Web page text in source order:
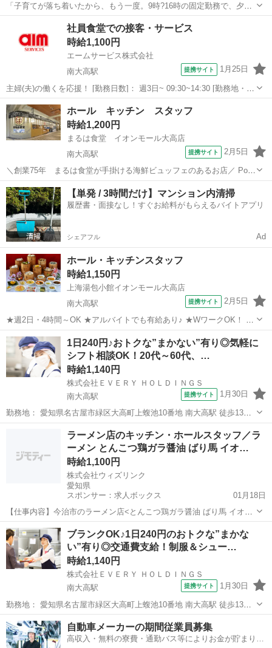
「子育てが落ち着いたから、もう一度。9時?16時の固定勤務で、夕飯
の支度も間に合います」 「ピアノ・書類作成なし！『子供と遊ぶ』に
専念できる、ブランク歓迎の保育補助」 「担任は持たず、サポート専
門。40代から派遣で『無理ない...
名古屋市 南大高駅 その他
社員食堂での接客・サービス
時給1,100円
エームサービス株式会社
南大高駅
提携サイト 1月25日
主婦(夫)の働くを応援！ [勤務日数]： 週3日~ 09:30~14:30 [勤務地・最
寄駅]： 愛知県名古屋市緑区大高町奥中道41 ゴムノイナキ大高本
愛知 名古屋市 南大高駅
ホール キッチン スタッフ
時給1,200円
まるは食堂 イオンモール大高店
南大高駅
提携サイト 2月5日
＼創業75年 まるは食堂が手掛ける海鮮ビュッフェのあるお店／ Point
1. 未経験でも安心！ 飲食の勤務が未経験でも大丈夫です。 充実した
研修制度があり、先輩スタッフが丁寧に教えますので 心配はいりませ
ん♪ Poin...
愛知 名古屋市 南大高駅 キッチン
【単発 / 3時間だけ】マンション内清掃
履歴書・面接なし！すぐお給料がもらえるバイトアプリ
シェアフル Ad
ホール・キッチンスタッフ
時給1,150円
上海湯包小館イオンモール大高店
南大高駅
提携サイト 2月5日
★週2日・4時間～OK ★アルバイトでも有給あり♪ ★WワークOK！ ★
土日祝日 時給５０円アップ ＼JR線南大高駅 直結！／ ◆◇─ 上海
湯包小館 ─◇◆ ①ホールスタッフ ②キッチンスタッフ 大募集！！
【働きやすい...
愛知 名古屋市 南大高駅 キッチン
1日240円♪おトクな”まかない”有り◎気軽に
シフト相談OK！20代～60代、…
時給1,140円
株式会社ＥＶＥＲＹ ＨＯＬＤＩＮＧＳ
南大高駅
提携サイト 1月30日
勤務地： 愛知県名古屋市緑区大高町上蝮池10番地 南大高駅 徒歩13分
／ 左京山駅 自動車5分 ／ 大高駅 自動車5分 週勤務日時： 週3日~週5
日 05:30〜10:00／09:00〜15:00／14:30〜20:3...
南大高駅
ラーメン店のキッチン・ホールスタッフ／ラ
ーメン とんこつ鶏ガラ醤油 ばり馬 イオ…
時給1,100円
株式会社ウィズリンク
愛知県
スポンサー：求人ボックス
01月18日
【仕事内容】今治市のラーメン店<とんこつ鶏ガラ醤油 ばり馬 イオン
モール今治新都市店>でアルバイト&パートスタッフを募集!素材選びか
ら製法までとことんこだわった濃厚豚骨ラーメンが自慢のお店で働き
ませんか? 老若男女問わず、幅広い世...
アルバイト・パート
ブランクOK♪1日240円のおトクな”まかな
い”有り◎交通費支給！制服＆シュー…
時給1,140円
株式会社ＥＶＥＲＹ ＨＯＬＤＩＮＧＳ
南大高駅
提携サイト 1月30日
勤務地： 愛知県名古屋市緑区大高町上蝮池10番地 南大高駅 徒歩13分
／ 左京山駅 自動車5分 ／ 大高駅 自動車5分 週勤務日時： 週3日~週5
日 08:30〜17:30 雇用形態： パート・アルバイト 給与： ...
愛知 名古屋市 南大高駅 キッチン
自動車メーカーの期間従業員募集
高収入・無料の寮費・通勤バス等によりお金が貯まりや